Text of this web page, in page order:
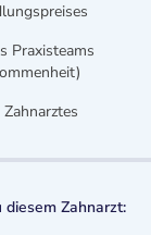
Praxisteams
Zahnarzt: